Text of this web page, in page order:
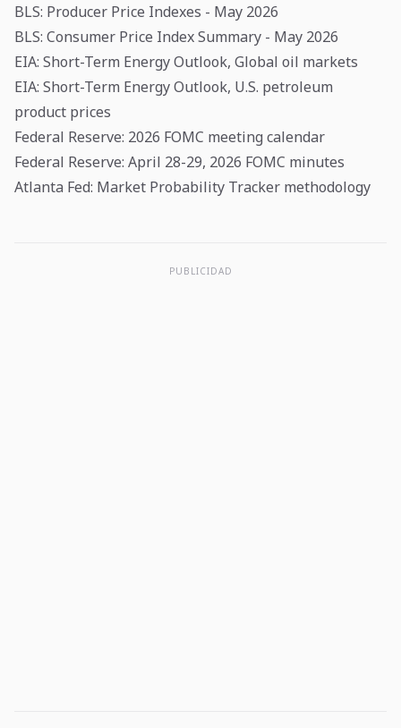
BLS: Producer Price Indexes - May 2026
BLS: Consumer Price Index Summary - May 2026
EIA: Short-Term Energy Outlook, Global oil markets
EIA: Short-Term Energy Outlook, U.S. petroleum
product prices
Federal Reserve: 2026 FOMC meeting calendar
Federal Reserve: April 28-29, 2026 FOMC minutes
Atlanta Fed: Market Probability Tracker methodology
PUBLICIDAD